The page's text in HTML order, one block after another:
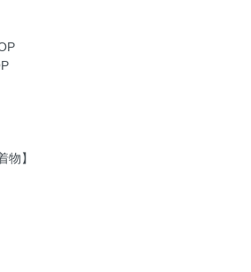
物】